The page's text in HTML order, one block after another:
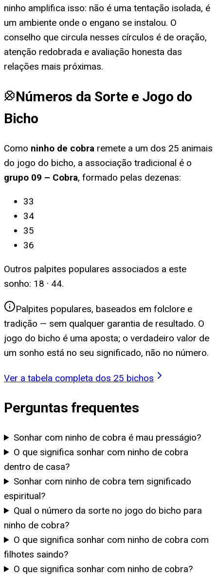
ninho amplifica isso: não é uma tentação isolada, é
um ambiente onde o engano se instalou. O
conselho que circula nesses círculos é de oração,
atenção redobrada e avaliação honesta das
relações mais próximas.
Números da Sorte e Jogo do
Bicho
Como ninho de cobra remete a um dos 25 animais
do jogo do bicho, a associação tradicional é o
grupo 09 – Cobra, formado pelas dezenas:
33
34
35
36
Outros palpites populares associados a este
sonho: 18 · 44.
Palpites populares, baseados em folclore e
tradição — sem qualquer garantia de resultado. O
jogo do bicho é uma aposta; o verdadeiro valor de
um sonho está no seu significado, não no número.
Ver a tabela completa dos 25 bichos
Perguntas frequentes
Sonhar com ninho de cobra é mau presságio?
O que significa sonhar com ninho de cobra
dentro de casa?
Sonhar com ninho de cobra tem significado
espiritual?
Qual o número da sorte no jogo do bicho para
ninho de cobra?
O que significa sonhar com ninho de cobra com
filhotes saindo?
O que significa sonhar com ninho de cobra?